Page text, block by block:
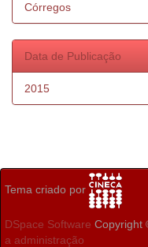
Córregos
Data de Publicação
2015
Tema criado por
DSpace Software Copyright
a administração